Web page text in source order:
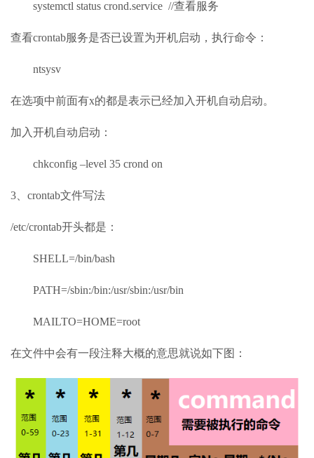
systemctl status crond.service //查看服务
查看crontab服务是否已设置为开机启动，执行命令：
ntsysv
在选项中前面有x的都是表示已经加入开机自动启动。
加入开机自动启动：
chkconfig –level 35 crond on
3、crontab文件写法
/etc/crontab开头都是：
SHELL=/bin/bash
PATH=/sbin:/bin:/usr/sbin:/usr/bin
MAILTO=HOME=root
在文件中会有一段注释大概的意思就说如下图：